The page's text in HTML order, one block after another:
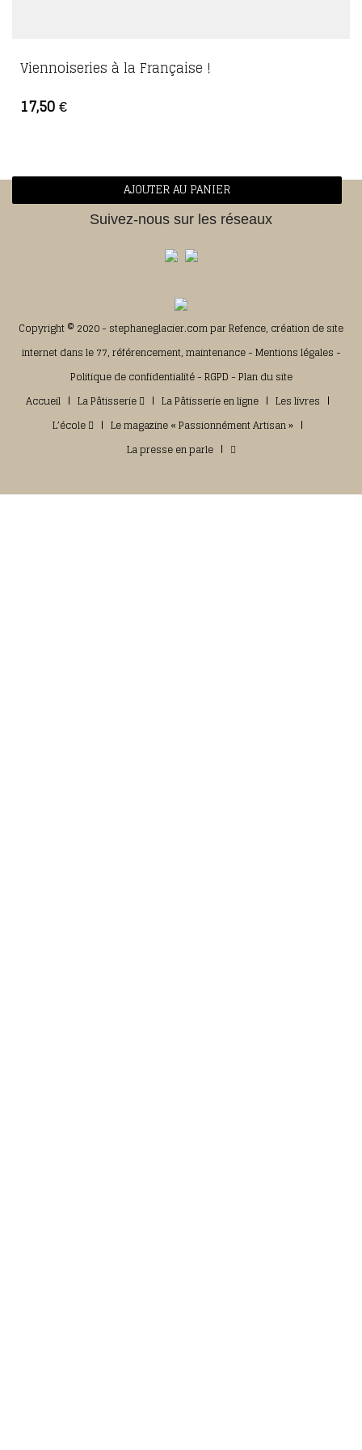
Viennoiseries à la Française !
AJOUTER AU PANIER
17,50 €
Suivez-nous sur les réseaux
Copyright © 2020 - stephaneglacier.com parRefence, création de site
internet dans le 77, référencement, maintenance-Mentions légales -
Politique de confidentialité-RGPD -Plan du site
Accueil
La Pâtisserie La Pâtisserie en ligne
Les livres
L’école
Le magazine « Passionnément Artisan »
La presse en parle